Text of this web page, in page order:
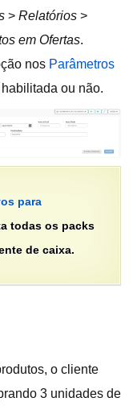
> Relatórios >
em Ofertas.
nos Parâmetros
ou não.
para
todas os packs
de caixa.
o cliente
3 unidades de